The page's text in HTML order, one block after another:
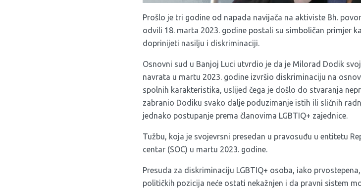
Prošlo je tri godine od napada navijača na aktiviste Bh.
odvili 18. marta 2023. godine postali su simboličan primjer
doprinijeti nasilju i diskriminaciji.
Osnovni sud u Banjoj Luci utvrdio je da je Milorad Dodik
navrata u martu 2023. godine izvršio diskriminaciju na
spolnih karakteristika, uslijed čega je došlo do stvaranja
zabranio Dodiku svako dalje poduzimanje istih ili sličnih
jednako postupanje prema članovima LGBTIQ+ zajednice.
Tužbu, koja je svojevrsni presedan u pravosuđu u entitetu
centar (SOC) u martu 2023. godine.
Presuda za diskriminaciju LGBTIQ+ osoba, iako
političkih pozicija neće ostati nekažnjen i da pravni sistem